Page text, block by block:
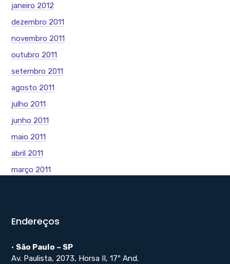
janeiro 2012
dezembro 2011
novembro 2011
outubro 2011
setembro 2011
agosto 2011
julho 2011
junho 2011
maio 2011
abril 2011
março 2011
Endereços
• São Paulo – SP
Av. Paulista, 2073, Horsa II, 17º And.